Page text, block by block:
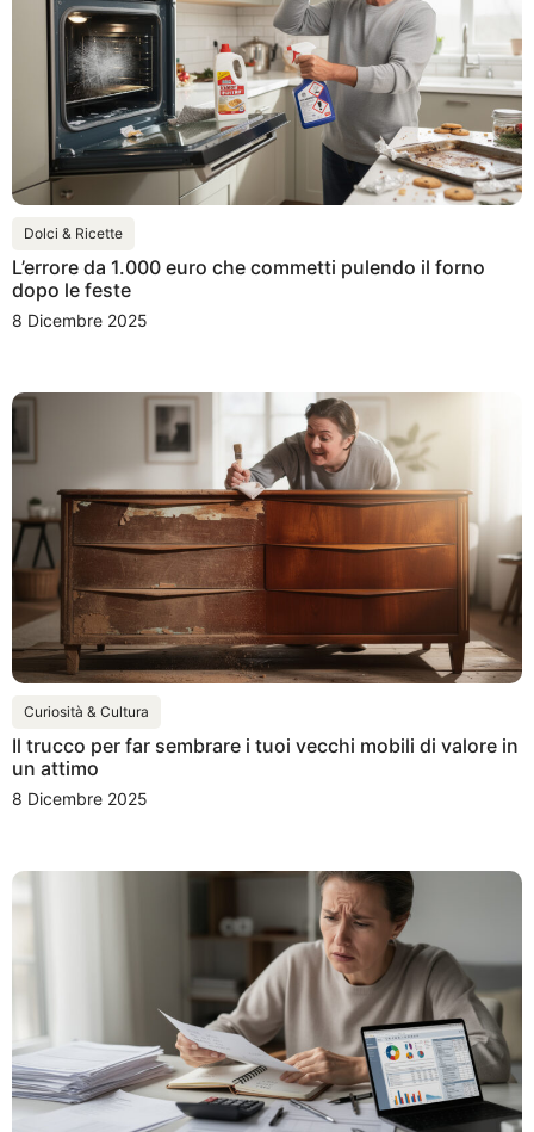
Dolci & Ricette
L’errore da 1.000 euro che commetti pulendo il forno
dopo le feste
8 Dicembre 2025
Curiosità & Cultura
Il trucco per far sembrare i tuoi vecchi mobili di valore in
un attimo
8 Dicembre 2025